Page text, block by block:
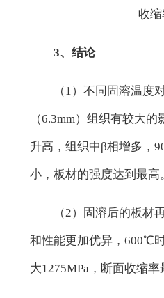
收缩
3、结论
（1）不同固溶温度
（6.3mm）组织有较大
升高，组织中β相增多，
小，板材的强度达到最高
（2）固溶后的板材
和性能更加优异，600℃
大1275MPa，断面收缩率